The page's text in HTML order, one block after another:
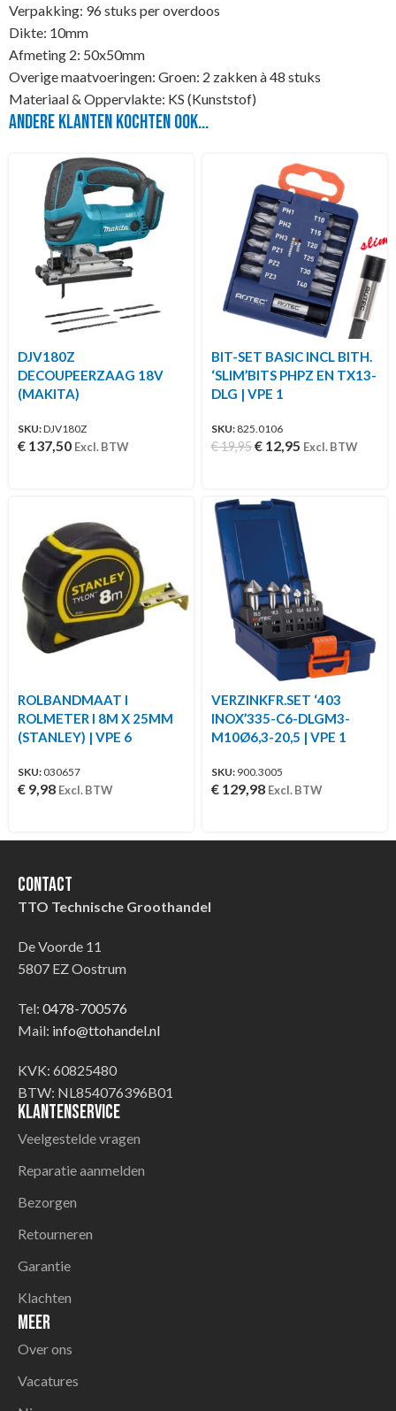
Verpakking: 96 stuks per overdoos
Dikte: 10mm
Afmeting 2: 50x50mm
Overige maatvoeringen: Groen: 2 zakken à 48 stuks
Materiaal & Oppervlakte: KS (Kunststof)
Andere klanten kochten ook...
DJV180Z
DECOUPEERZAAG 18V
(MAKITA)
SKU:DJV180Z
€ 137,50 Excl. BTW
BIT-SET BASIC INCL BITH.
‘SLIM’BITS PHPZ EN TX13-
DLG | VPE 1
SKU: 825.0106
€19,95€ 12,95 Excl. BTW
ROLBANDMAAT I
ROLMETER I 8M X 25MM
(STANLEY) | VPE 6
SKU: 030657
€ 9,98 Excl. BTW
VERZINKFR.SET ‘403
INOX’335-C6-DLGM3-
M10Ø6,3-20,5 | VPE 1
SKU: 900.3005
€ 129,98 Excl. BTW
Contact
TTO Technische Groothandel
De Voorde 11
5807 EZ Oostrum
Tel: 0478-700576
Mail: info@ttohandel.nl
KVK: 60825480
BTW: NL854076396B01
Klantenservice
Veelgestelde vragen
Reparatie aanmelden
Bezorgen
Retourneren
Garantie
Klachten
Meer
Over ons
Vacatures